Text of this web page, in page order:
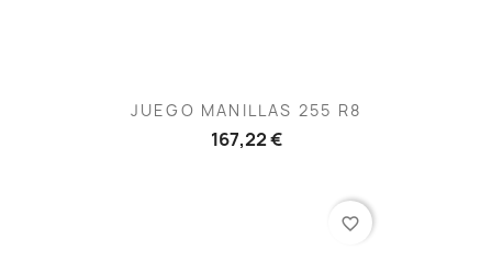
JUEGO MANILLAS 255 R8
167,22 €
favorite_border